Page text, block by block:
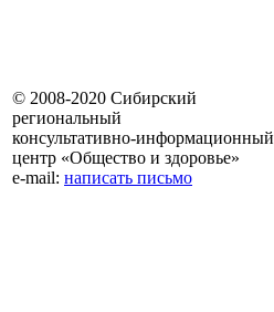
© 2008-2020 Сибирский
региональный
консультативно-информационный
центр «Общество и здоровье»
e-mail: написать письмо